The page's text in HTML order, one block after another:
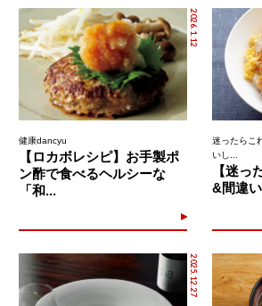
2026.1.12
健康dancyu
【ロカボレシピ】お手製ポ
ン酢で食べるヘルシーな
「和...
迷ったらこ
いし...
【迷っ
&間違
2025.12.27